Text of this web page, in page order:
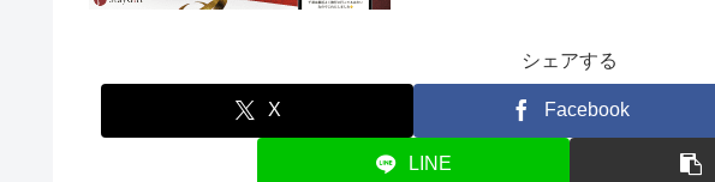
シェアする
X Facebook
LINE